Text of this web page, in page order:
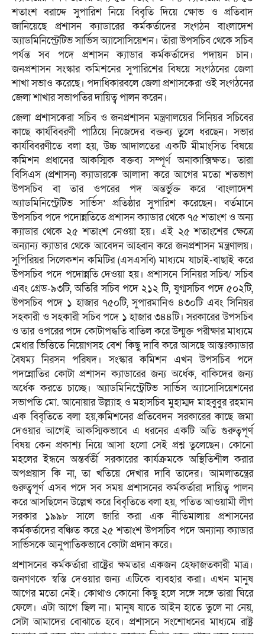
শতাংশ বরাদ্দে সুপারিশ নিয়ে বিবৃতি দিয়ে ক্ষোভ ও প্রতিবাদ
জানিয়েছে প্রশাসন ক্যাডারের কর্মকর্তাদের সংগঠন বাংলাদেশ
অ্যাডমিনিস্ট্রেটিভ সার্ভিস অ্যাসোসিয়েশন। তাঁরা উপসচিব থেকে সচিব
পর্যন্ত সব পদে প্রশাসন ক্যাডার কর্মকর্তাদের পদায়ন চান।
জনপ্রশাসন সংস্কার কমিশনের সুপারিশের বিষয়ে সংগঠনের জেলা
শাখা সভাও করেছে। পদাধিকারবলে জেলা প্রশাসকেরা ওই সংগঠনের
জেলা শাখার সভাপতির দায়িত্ব পালন করেন।
জেলা প্রশাসকেরা সচিব ও জনপ্রশাসন মন্ত্রণালয়ের সিনিয়র সচিবের
কাছে কার্যবিবরণী পাঠিয়ে নিজেদের বক্তব্য তুলে ধরছেন। সভার
কার্যবিবরণীতে বলা হয়, উচ্চ আদালতের একটি মীমাংসিত বিষয়ে
কমিশন প্রধানের আকস্মিক বক্তব্য সম্পূর্ণ অনাকাক্সিক্ষত। তারা
বিসিএস (প্রশাসন) ক্যাডারকে আলাদা করে আগের মতো শতভাগ
উপসচিব বা তার ওপরের পদ অন্তর্ভুক্ত করে ‘বাংলাদেশ
অ্যাডমিনিস্ট্রেটিভ সার্ভিস’ প্রতিষ্ঠার সুপারিশ করেছেন। বর্তমানে
উপসচিব পদে পদোন্নতিতে প্রশাসন ক্যাডার থেকে ৭৫ শতাংশ ও অন্য
ক্যাডার থেকে ২৫ শতাংশ নেওয়া হয়। এই ২৫ শতাংশের ক্ষেত্রে
অন্যান্য ক্যাডার থেকে আবেদন আহ্বান করে জনপ্রশাসন মন্ত্রণালয়।
সুপিরিয়র সিলেকশন কমিটির (এসএসবি) মাধ্যমে যাচাই-বাছাই করে
উপসচিব পদে পদোন্নতি দেওয়া হয়। প্রশাসনে সিনিয়র সচিব/ সচিব
এবং গ্রেড-৯৩টি, অতিরি সচিব পদে ২১২ টি, যুগ্মসচিব পদে ৫০২টি,
উপসচিব পদে ১ হাজার ৭৫০টি, সুপারমানিও ৪৩০টি এবং সিনিয়র
সহকারী ও সহকারী সচিব পদে ১ হাজার ৩৪৪টি। সরকারের উপসচিব
ও তার ওপরের পদে কোটাপদ্ধতি বাতিল করে উন্মুক্ত পরীক্ষার মাধ্যমে
মেধার ভিত্তিতে নিয়োগসহ বেশ কিছু দাবি করে আসছে আন্তঃক্যাডার
বৈষম্য নিরসন পরিষদ। সংস্কার কমিশন এখন উপসচিব পদে
পদন্নোতির কোটা প্রশাসন ক্যাডারের জন্য অর্ধেক, বাকিদের জন্য
অর্ধেক করতে চাচ্ছে। অ্যাডমিনিস্ট্রেটিভ সার্ভিস অ্যাসোসিয়েশনের
সভাপতি মো. আনোয়ার উল্ল্যাহ ও মহাসচিব মুহাম্মদ মাহবুবুর রহমান
এক বিবৃতিতে বলা হয়,কমিশনের প্রতিবেদন সরকারের কাছে জমা
দেওয়ার আগেই আকস্মিকভাবে এ ধরনের একটি অতি গুরুত্বপূর্ণ
বিষয় কেন প্রকাশ্য নিয়ে আসা হলো সেই প্রশ্ন তুলেছেন। কোনো
মহলের ইন্ধনে অন্তর্বর্তী সরকারের কার্যক্রমকে অস্থিতিশীল করার
অপপ্রয়াস কি না, তা খতিয়ে দেখার দাবি তাদের। আমলাতন্ত্রের
গুরুত্বপূর্ণ এসব পদে সব সময় প্রশাসনের কর্মকর্তারা দায়িত্ব পালন
করে আসছিলেন উল্লেখ করে বিবৃতিতে বলা হয়, পতিত আওয়ামী লীগ
সরকার ১৯৯৮ সালে জারি করা এক নীতিমালায় প্রশাসনের
কর্মকর্তাদের বঞ্চিত করে ২৫ শতাংশ উপসচিব পদে অন্যান্য ক্যাডার
সার্ভিসকে আনুপাতিকভাবে কোটা প্রদান করে।
প্রশাসনের কর্মকর্তারা রাষ্ট্রের ক্ষমতার একজন হেফাজতকারী মাত্র।
জনগণকে স্বস্তি দেওয়ার জন্য এটিকে ব্যবহার করা। এখন মানুষ
আগের মতো নেই। কোথাও কোনো কিছু হলে সঙ্গে সঙ্গে তারা ঘিরে
ফেলে। এটা আগে ছিল না। মানুষ যাতে আইন হাতে তুলে না নেয়,
সেটা আমাদের বোঝাতে হবে। প্রশাসনে সংশোধনের মাধ্যমে রাষ্ট্র